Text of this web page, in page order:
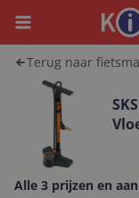
Menu
Terug naar
Alle 3 prijzen en